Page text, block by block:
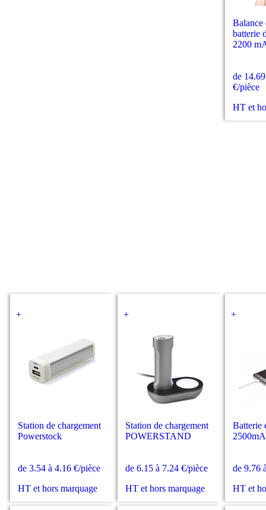
Balance
batterie
2200
de
€/pièce
HT et
+
Station de chargement
Powerstock
de 3.54 à 4.16 €/pièce
HT et hors marquage
+
Station de chargement
POWERSTAND
de 6.15 à 7.24 €/pièce
HT et hors marquage
+
Batterie
de 9.76
HT et